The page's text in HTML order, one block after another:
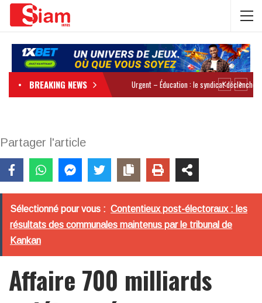
BREAKING NEWS
Partager l'article
Sélectionné pour vous : Contentieux post-électoraux : les
résultats des communales maintenus par le tribunal de
Kankan
Affaire 700 milliards